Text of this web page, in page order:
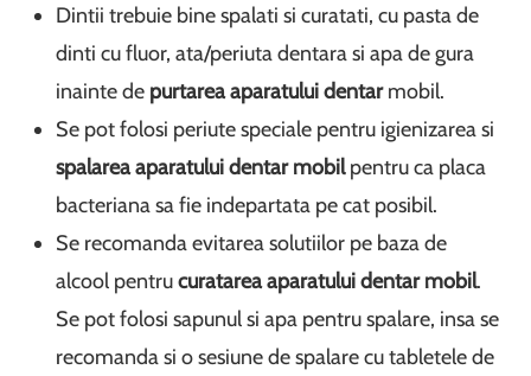
Dintii trebuie bine spalati si curatati, cu pasta de
dinti cu fluor, ata/periuta dentara si apa de gura
inainte de purtarea aparatului dentarmobil.
Se pot folosi periute speciale pentru igienizarea si
spalarea aparatului dentar mobilpentru ca placa
bacteriana sa fie indepartata pe cat posibil.
Se recomanda evitarea solutiilor pe baza de
alcool pentrucuratarea aparatului dentar mobil.
Se pot folosi sapunul si apa pentru spalare, insa se
recomanda si o sesiune de spalare cu tabletele de